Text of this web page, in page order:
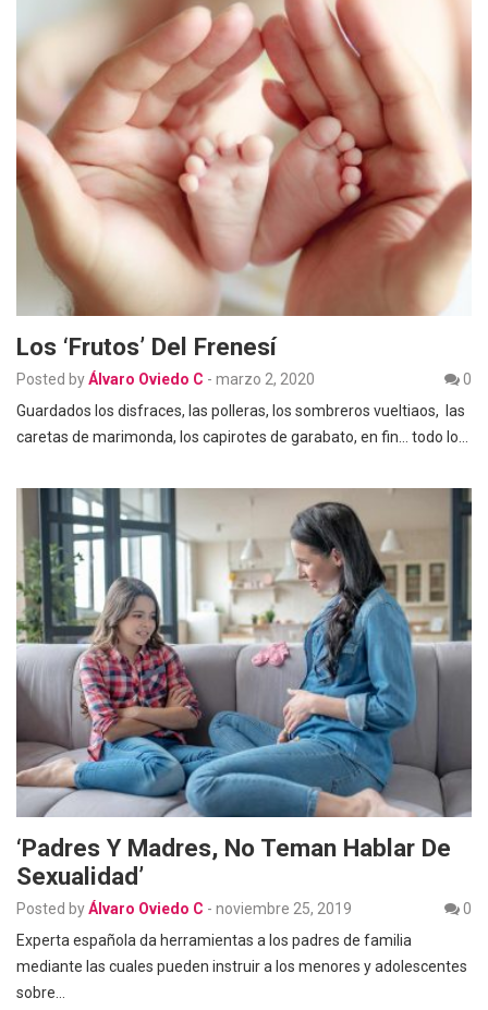
Los ‘frutos’ Del Frenesí
Posted byÁlvaro Oviedo C - marzo 2, 2020
0
Guardados los disfraces, las polleras, los sombreros vueltiaos, las
caretas de marimonda, los capirotes de garabato, en fin… todo lo…
‘Padres Y Madres, No Teman Hablar De
Sexualidad’
Posted byÁlvaro Oviedo C - noviembre 25, 2019
0
Experta española da herramientas a los padres de familia
mediante las cuales pueden instruir a los menores y adolescentes
sobre…